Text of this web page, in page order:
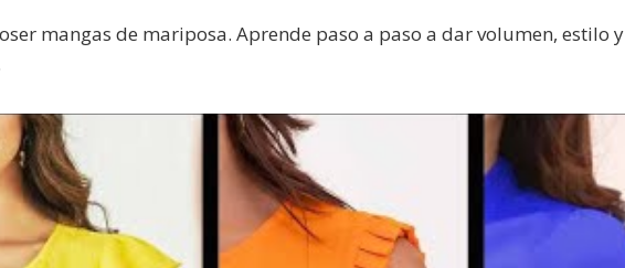
mangas de mariposa. Aprende paso a paso a dar volumen, estilo y